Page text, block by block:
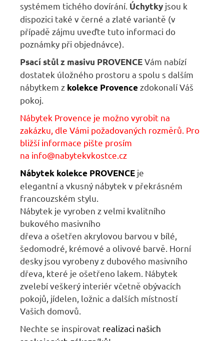
systémem tichého dovírání. Úchytky jsou k
dispozici také v černé a zlaté variantě (v
případě zájmu uveďte tuto informaci do
poznámky při objednávce).
Psací stůl z masivu PROVENCEVám nabízí
dostatek úložného prostoru a spolu s dalším
nábytkem z kolekce Provencezdokonalí Váš
pokoj.
Nábytek Provence je možno vyrobit na
zakázku, dle Vámi požadovaných rozměrů. Pro
bližší informace pište prosím
na info@nabytekvkostce.cz
Nábytek kolekce PROVENCE je
elegantnía vkusný nábytek v překrásném
francouzském stylu.
Nábytek je vyroben zvelmi kvalitního
bukového masivního
dřeva a ošetřen akrylovou barvou v bílé,
šedomodré, krémové a olivové barvě. Horní
desky jsou vyrobeny z dubového masivního
dřeva, které je ošetřeno lakem. Nábytek
zvelebí veškerý interiér včetně obývacích
pokojů, jídelen, ložnica dalších místností
Vašich domovů.
Nechte se inspirovat realizaci našich